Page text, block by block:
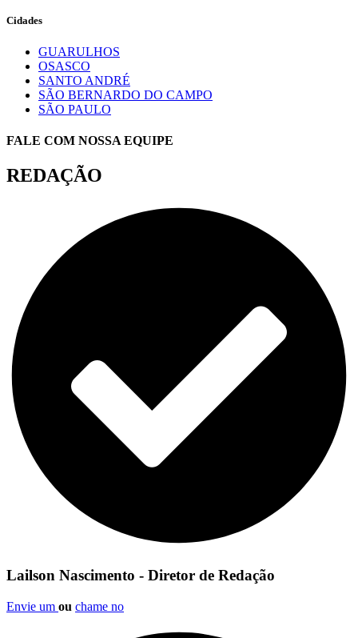
Cidades
GUARULHOS
OSASCO
SANTO ANDRÉ
SÃO BERNARDO DO CAMPO
SÃO PAULO
FALE COM NOSSA EQUIPE
REDAÇÃO
Lailson Nascimento - Diretor de Redação
Envie um ou chame no